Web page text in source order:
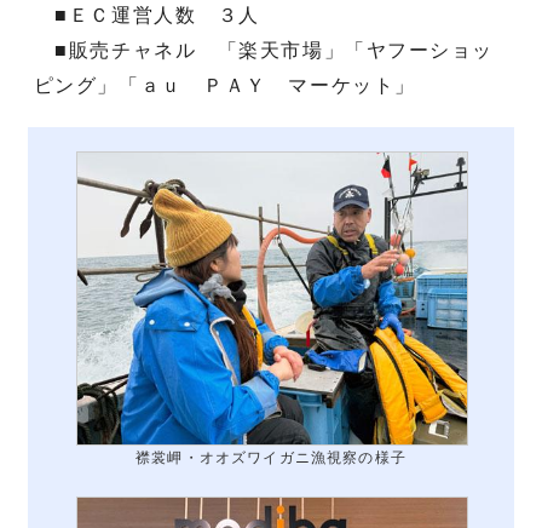
■ＥＣ運営人数 ３人
■販売チャネル 「楽天市場」「ヤフーショッ
ピング」「ａｕ ＰＡＹ マーケット」
襟裳岬・オオズワイガニ漁視察の様子